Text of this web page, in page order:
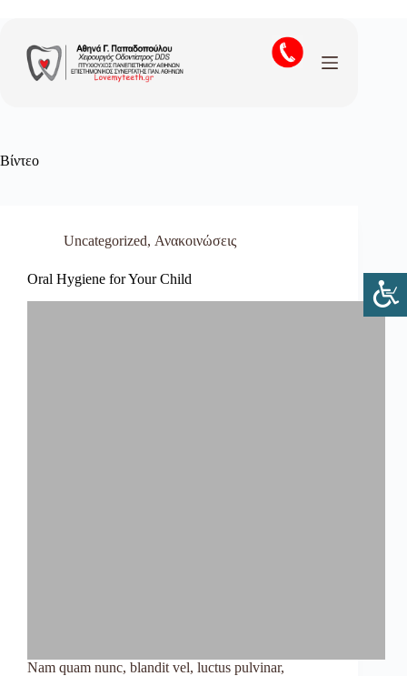
Βίντεο
Uncategorized, Ανακοινώσεις
Oral Hygiene for Your Child
Nam quam nunc, blandit vel, luctus pulvinar,